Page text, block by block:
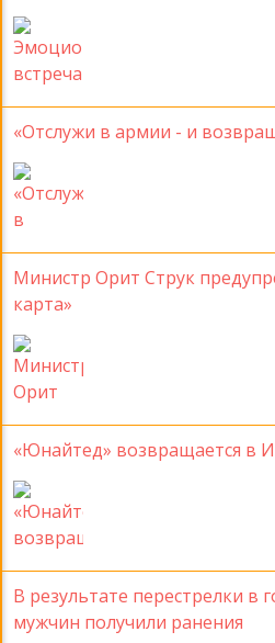
«Отслужи в армии - и
Министр Орит Струк
карта»
«Юнайтед» возвращается в
В результате перестрелки в
мужчин получили ранения